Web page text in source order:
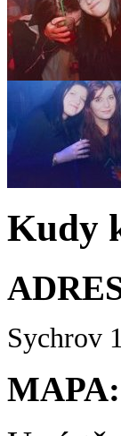
Kudy
Sychrov
MAPA: